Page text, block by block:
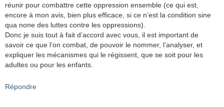
réunir pour combattre cette oppression ensemble (ce qui est,
encore à mon avis, bien plus efficace, si ce n’est la condition sine
qua none des luttes contre les oppressions).
Donc je suis tout à fait d’accord avec vous, il est important de
savoir ce que l’on combat, de pouvoir le nommer, l’analyser, et
expliquer les mécanismes qui le régissent, que se soit pour les
adultes ou pour les enfants.
Répondre